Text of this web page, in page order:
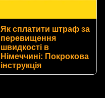
Як сплатити штраф за
перевищення
швидкості в
Німеччині: Покрокова
інструкція